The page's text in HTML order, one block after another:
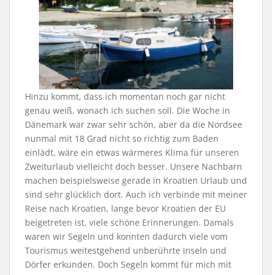
Hinzu kommt, dass ich momentan noch gar nicht
genau weiß, wonach ich suchen soll. Die Woche in
Dänemark war zwar sehr schön, aber da die Nordsee
nunmal mit 18 Grad nicht so richtig zum Baden
einlädt, wäre ein etwas wärmeres Klima für unseren
Zweiturlaub vielleicht doch besser. Unsere Nachbarn
machen beispielsweise gerade in Kroatien Urlaub und
sind sehr glücklich dort. Auch ich verbinde mit meiner
Reise nach Kroatien, lange bevor Kroatien der EU
beigetreten ist, viele schöne Erinnerungen. Damals
waren wir Segeln und konnten dadurch viele vom
Tourismus weitestgehend unberührte Inseln und
Dörfer erkunden. Doch Segeln kommt für mich mit